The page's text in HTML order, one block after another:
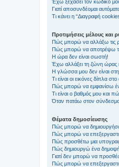
Έχω ξεχάσει τον κωδικό
Γιατί αποσυνδέομαι
Τι κάνει η “Διαγραφή
Προτιμήσεις μέλους και
Πώς μπορώ να αλλάξω τις
Πώς μπορώ να αποτρέψω
Η ώρα δεν είναι σωστή!
Έχω αλλάξει τη ζώνη ώρας
Η γλώσσα μου δεν είναι στη
Τι είναι οι εικόνες δίπλα
Πώς μπορώ να εμφανίσω
Τι είναι ο βαθμός μου και
Όταν πατάω στον σύνδεσμο
Θέματα δημοσίευσης
Πώς μπορώ να
Πώς μπορώ να
Πώς προσθέτω μια
Πώς δημιουργώ ένα
Γιατί δεν μπορώ να
Πώς μπορώ να